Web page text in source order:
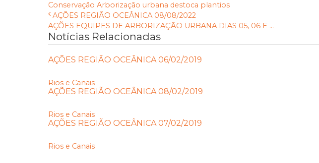
Conservação Arborização urbana destoca plantios
AÇÕES REGIÃO OCEÂNICA 08/08/2022
AÇÕES EQUIPES DE ARBORIZAÇÃO URBANA DIAS 05, 06 E ...
Notícias Relacionadas
AÇÕES REGIÃO OCEÂNICA 06/02/2019
Rios e Canais
AÇÕES REGIÃO OCEÂNICA 08/02/2019
Rios e Canais
AÇÕES REGIÃO OCEÂNICA 07/02/2019
Rios e Canais